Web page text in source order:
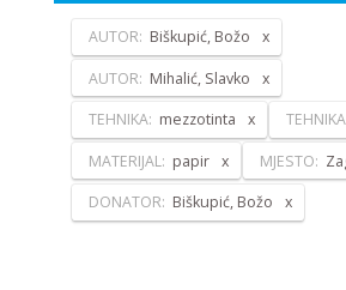
AUTOR: Biškupić, Božo
AUTOR: Mihalić, Slavko
TEHNIKA: mezzotinta
MATERIJAL: papir MJESTO:
DONATOR: Biškupić, Božo